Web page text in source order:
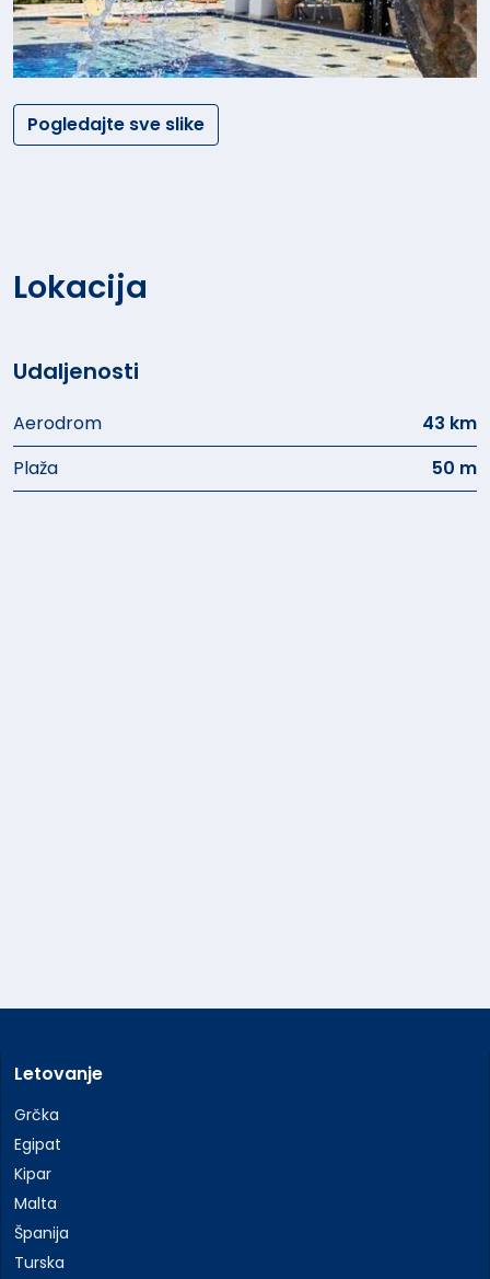
Pogledajte sve slike
Lokacija
Udaljenosti
Aerodrom
43 km
Plaža
50 m
Letovanje
Grčka
Egipat
Kipar
Malta
Španija
Turska